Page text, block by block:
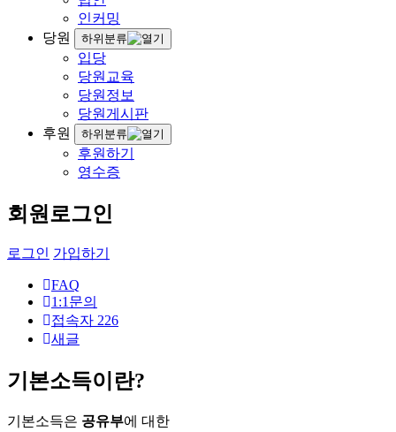
인커밍
당원
하위분류
입당
당원교육
당원정보
당원게시판
후원
하위분류
후원하기
영수증
회원로그인
로그인 가입하기
FAQ
1:1문의
접속자 226
새글
기본소득이란?
기본소득은 공유부에 대한